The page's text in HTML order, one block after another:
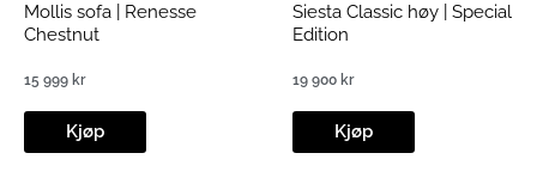
Mollis sofa | Renesse
Chestnut
15 999 kr
Kjøp
Siesta Classic høy | Special
Edition
19 900 kr
Kjøp